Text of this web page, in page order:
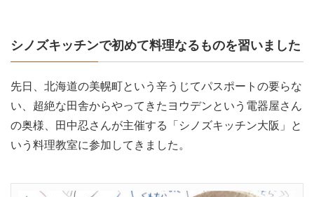
シノズキッチンで初めて料理なるものを習いました
先日、北海道の美幌町という辛うじてパスポートの要らな
い、超絶な田舎からやってきたヨウデンという電器屋さん
の奥様、田中忍さんが主催する「 シノズキッチン大阪」
と
いう料理教室に参加してきました。